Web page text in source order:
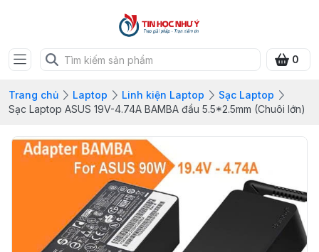
0
Trang chủ Laptop Linh kiện Laptop
Sạc Laptop
Sạc Laptop ASUS 19V-4.74A BAMBA đầu 5.5*2.5mm (Chuôi lớn)